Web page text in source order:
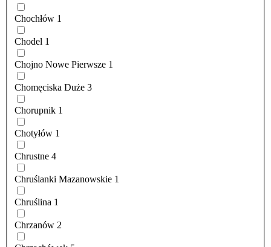
Chochłów 1
Chodel 1
Chojno Nowe Pierwsze 1
Chomęciska Duże 3
Chorupnik 1
Chotyłów 1
Chrustne 4
Chruślanki Mazanowskie 1
Chruślina 1
Chrzanów 2